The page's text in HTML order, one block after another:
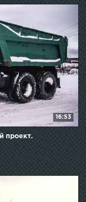
16:53
проект.